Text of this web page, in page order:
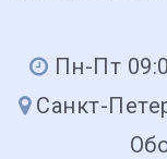
Пн-Пт
Санкт-